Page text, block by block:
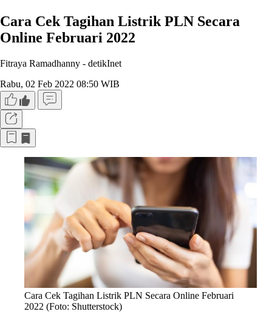
Cara Cek Tagihan Listrik PLN Secara
Online Februari 2022
Fitraya Ramadhanny - detikInet
Rabu, 02 Feb 2022 08:50 WIB
Cara Cek Tagihan Listrik PLN Secara Online Februari
2022 (Foto: Shutterstock)